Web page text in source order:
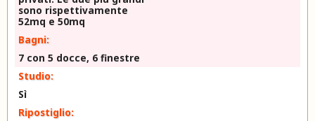
sono rispettivamente
52mq e 50mq
Bagni:
7 con 5 docce, 6 finestre
Studio:
Sì
Ripostiglio: